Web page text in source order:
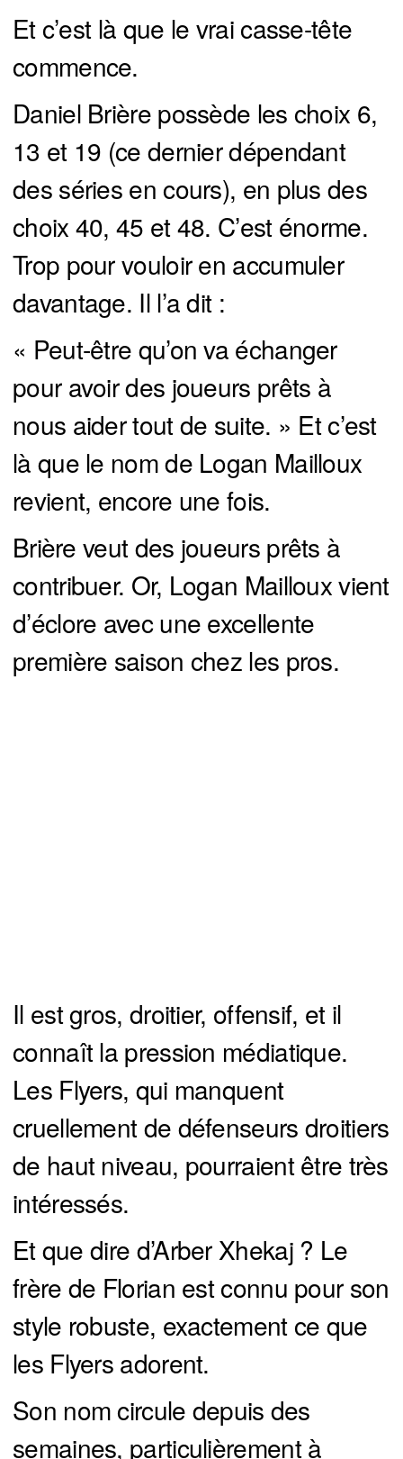
Et c’est là que le vrai casse-tête
commence.
Daniel Brière possède les choix 6,
13 et 19 (ce dernier dépendant
des séries en cours), en plus des
choix 40, 45 et 48. C’est énorme.
Trop pour vouloir en accumuler
davantage. Il l’a dit :
« Peut-être qu’on va échanger
pour avoir des joueurs prêts à
nous aider tout de suite. » Et c’est
là que le nom de Logan Mailloux
revient, encore une fois.
Brière veut des joueurs prêts à
contribuer. Or, Logan Mailloux vient
d’éclore avec une excellente
première saison chez les pros.
Il est gros, droitier, offensif, et il
connaît la pression médiatique.
Les Flyers, qui manquent
cruellement de défenseurs droitiers
de haut niveau, pourraient être très
intéressés.
Et que dire d’Arber Xhekaj ? Le
frère de Florian est connu pour son
style robuste, exactement ce que
les Flyers adorent.
Son nom circule depuis des
semaines, particulièrement à